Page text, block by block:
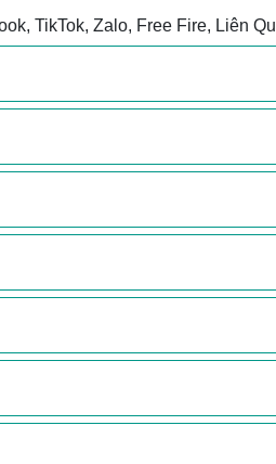
TikTok, Zalo, Free Fire, Liên